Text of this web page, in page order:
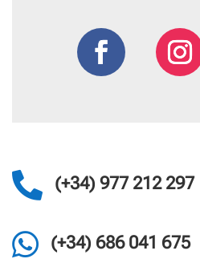
 (+34) 977 212 297
 (+34) 686 041 675